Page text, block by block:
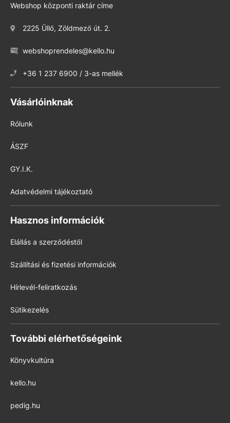
Webshop központi raktár címe
2225 Üllő, Zöldmező út. 2.
webshoprendeles@kello.hu
+36 1 237 6900 / 3-as mellék
Vásárlóinknak
Rólunk
ÁSZF
GY.I.K.
Adatvédelmi tájékoztató
Hasznos információk
Elállás a szerződéstől
Szállítási és fizetési információk
Hírlevél-feliratkozás
Sütikezelés
További elérhetőségeink
Könyvkultúra
kello.hu
pedig.hu